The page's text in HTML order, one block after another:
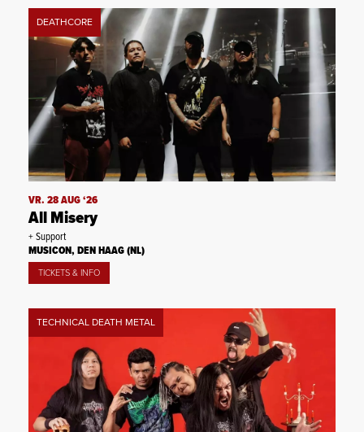
DEATHCORE
VR. 28 AUG ‘26
All Misery
+ Support
MUSICON, DEN HAAG (NL)
TICKETS & INFO
TECHNICAL DEATH METAL